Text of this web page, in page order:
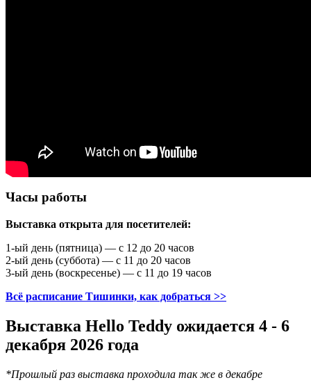
Часы работы
Выставка открыта для посетителей:
1-ый день (пятница) — с 12 до 20 часов
2-ый день (суббота) — с 11 до 20 часов
3-ый день (воскресенье) — с 11 до 19 часов
Всё расписание Тишинки, как добраться >>
Выставка Hello Teddy ожидается 4 - 6
декабря 2026 года
*Прошлый раз выставка проходила так же в декабре